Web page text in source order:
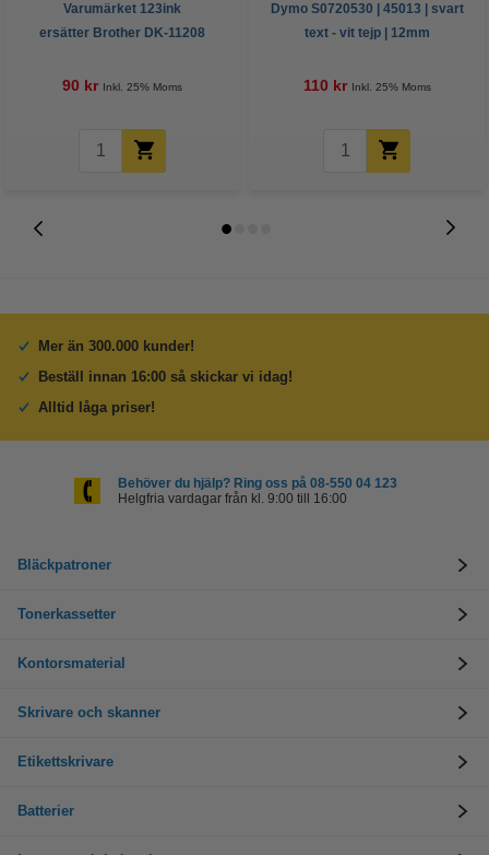
Varumärket 123ink
ersätter Brother DK-11208
etikett | 90mm x 38mm
90 kr Inkl. 25% Moms
Dymo S0720530 | 45013 | svart
text - vit tejp | 12mm
110 kr Inkl. 25% Moms
Mer än 300.000 kunder!
Beställ innan 16:00 så skickar vi idag!
Alltid låga priser!
Behöver du hjälp? Ring oss på 08-550 04 123
Helgfria vardagar från kl. 9:00 till 16:00
Bläckpatroner
Tonerkassetter
Kontorsmaterial
Skrivare och skanner
Etikettskrivare
Batterier